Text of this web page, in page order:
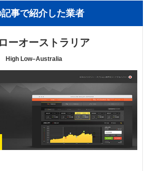
記事で紹介した業者
ーオーストラリア
High Low–Australia